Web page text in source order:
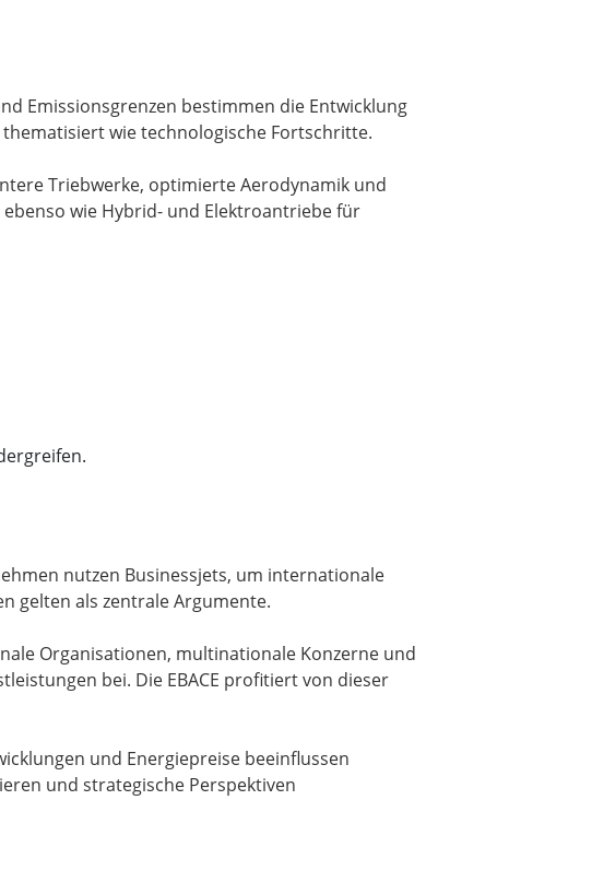
Emissionsgrenzen bestimmen die Entwicklung
wie technologische Fortschritte.
Triebwerke, optimierte Aerodynamik und
wie Hybrid- und Elektroantriebe für
nutzen Businessjets, um internationale
gelten als zentrale Argumente.
Organisationen, multinationale Konzerne und
bei. Die EBACE profitiert von dieser
und Energiepreise beeinflussen
und strategische Perspektiven